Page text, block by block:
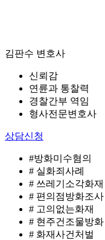
김판수 변호사
신뢰감
연륜과 통찰력
경찰간부 역임
형사전문변호사
상담신청
#방화미수혐의
# 실화죄사례
# 쓰레기소각화재
# 편의점방화조사
# 고의없는화재
# 현주건조물방화
# 화재사건처벌